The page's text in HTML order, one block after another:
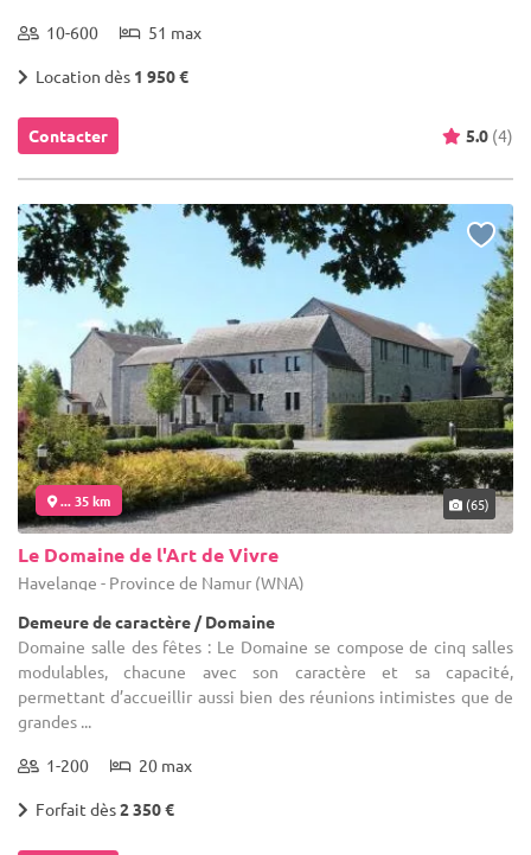
10-600 51 max
Location dès 1 950 €
Contacter 5.0 (4)
... 35 km (65)
Le Domaine de l'Art de Vivre
Havelange - Province de Namur (WNA)
Demeure de caractère / Domaine
Domaine salle des fêtes : Le Domaine se compose de cinq salles
modulables, chacune avec son caractère et sa capacité,
permettant d’accueillir aussi bien des réunions intimistes que de
grandes ...
1-200 20 max
Forfait dès2 350 €